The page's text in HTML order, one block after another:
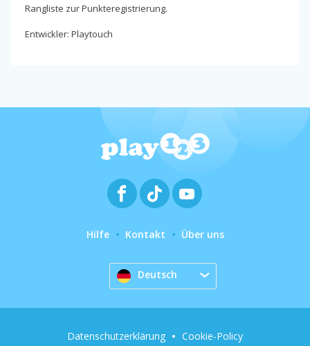
Rangliste zur Punkteregistrierung.
Entwickler: Playtouch
Hilfe Kontakt Über uns
Deutsch
Datenschutzerklärung
Cookie-Policy